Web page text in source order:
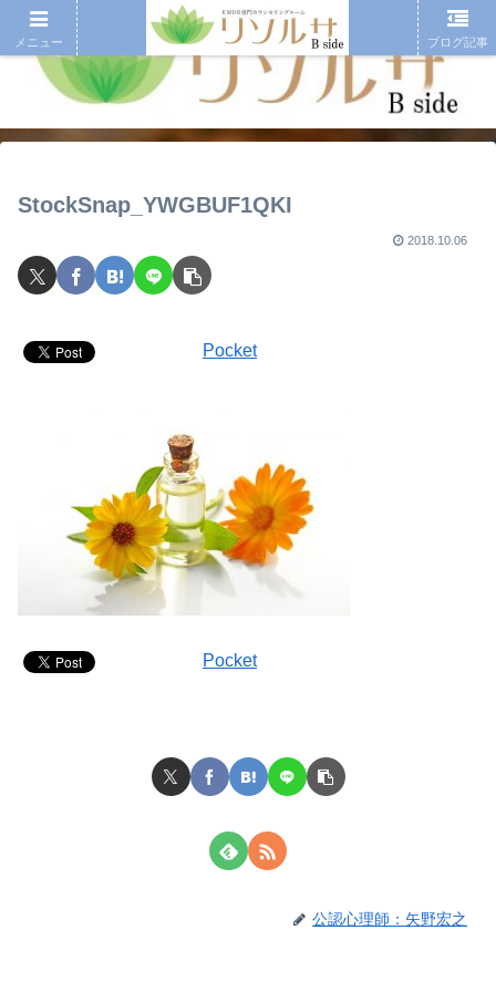
StockSnap_YWGBUF1QKI
2018.10.06
Pocket
Pocket
公認心理師：矢野宏之
メニュー ブログ記事